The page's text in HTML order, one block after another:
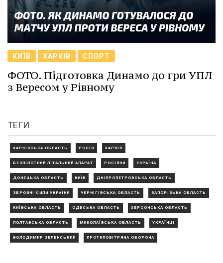
КИЇВ ХАРКІВ СПОРТ
ФОТО. Підготовка Динамо до гри УПЛ
з Вересом у Рівному
ТЕГИ
ХАРКІВСЬКА ОБЛАСТЬ РОСІЯ ХАРКІВ
БЕЗПІЛОТНИЙ ЛІТАЛЬНИЙ АПАРАТ РОСІЯНИ УКРАЇНА
ДОНЕЦЬКА ОБЛАСТЬ КИЇВ ДНІПРОПЕТРОВСЬКА ОБЛАСТЬ
ЗБРОЙНІ СИЛИ УКРАЇНИ ЧЕРНІГІВСЬКА ОБЛАСТЬ ЗАПОРІЗЬКА ОБЛАСТЬ
КИЇВСЬКА ОБЛАСТЬ ОДЕСЬКА ОБЛАСТЬ ХЕРСОНСЬКА ОБЛАСТЬ
ПОЛТАВСЬКА ОБЛАСТЬ МИКОЛАЇВСЬКА ОБЛАСТЬ УКРАЇНЦІ
ВОЛОДИМИР ЗЕЛЕНСЬКИЙ ПРОТИПОВІТРЯНА ОБОРОНА